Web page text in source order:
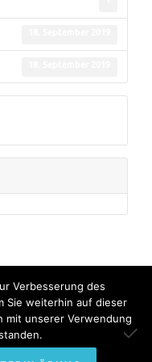
by Bundesinternat am
Verbesserung des
Sie weiterhin auf dieser
mit unserer Verwendung